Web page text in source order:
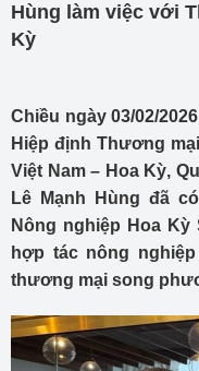
Hùng làm việc với
Kỳ
Chiều ngày 03/02/
Hiệp định Thương
Việt Nam – Hoa Kỳ,
Lê Mạnh Hùng đã
Nông nghiệp Hoa Kỳ
hợp tác nông
thương mại song